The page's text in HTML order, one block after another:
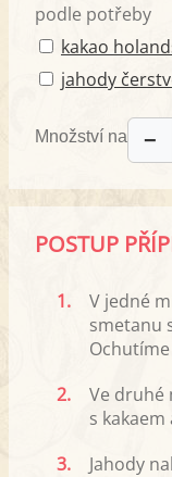
podle potřeby
kakao
jahody
Množství na −
POSTUP
1.
V jedné
smetanu
2.
Ve druhé
s
3.
Jahody